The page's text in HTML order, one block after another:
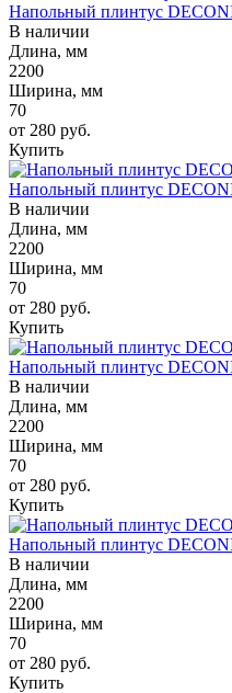
Напольный плинтус
В наличии
Длина, мм
2200
Ширина, мм
70
от 280 руб.
Купить
Напольный плинтус
В наличии
Длина, мм
2200
Ширина, мм
70
от 280 руб.
Купить
Напольный плинтус
В наличии
Длина, мм
2200
Ширина, мм
70
от 280 руб.
Купить
Напольный плинтус
В наличии
Длина, мм
2200
Ширина, мм
70
от 280 руб.
Купить